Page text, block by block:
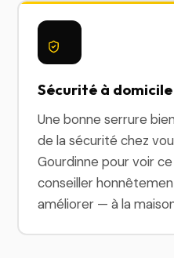
Sécurité à domicile
Une bonne serrure
de la sécurité chez
Gourdinne pour voir
conseiller
améliorer — à la